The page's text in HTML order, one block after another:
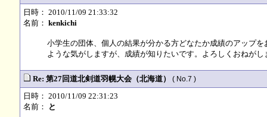
日時： 2010/11/09 21:33:32
名前： kenkichi
小学生の団体、個人の結果が分かる方どなたか成績のアップ
ような気がしますが、成績が知りたいです。よろしくおねがし
Re: 第27回道北剣道羽幌大会（北海道） ( No.7 )
日時： 2010/11/09 22:31:23
名前：
と